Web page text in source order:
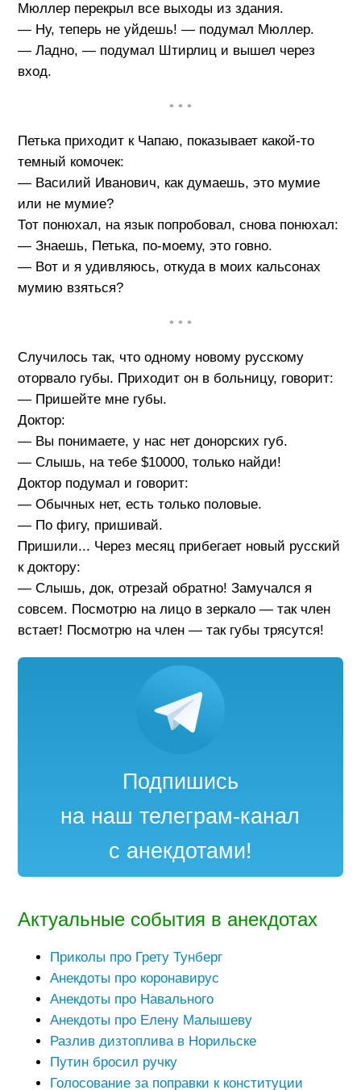
Мюллер перекрыл все выходы из здания.
— Ну, теперь не уйдешь! — подумал Мюллер.
— Ладно, — подумал Штирлиц и вышел через
вход.
• • •
Петька приходит к Чапаю, показывает какой-то
темный комочек:
— Василий Иванович, как думаешь, это мумие
или не мумие?
Тот понюхал, на язык попробовал, снова понюхал:
— Знаешь, Петька, по-моему, это говно.
— Вот и я удивляюсь, откуда в моих кальсонах
мумию взяться?
• • •
Случилось так, что одному новому русскому
оторвало губы. Приходит он в больницу, говорит:
— Пришейте мне губы.
Доктор:
— Вы понимаете, у нас нет донорских губ.
— Слышь, на тебе $10000, только найди!
Доктор подумал и говорит:
— Обычных нет, есть только половые.
— По фигу, пришивай.
Пришили... Через месяц прибегает новый русский
к доктору:
— Слышь, док, отрезай обратно! Замучался я
совсем. Посмотрю на лицо в зеркало — так член
встает! Посмотрю на член — так губы трясутся!
Подпишись
на наш телеграм-канал
с анекдотами!
Актуальные события в анекдотах
Приколы про Грету Тунберг
Анекдоты про коронавирус
Анекдоты про Навального
Анекдоты про Елену Малышеву
Разлив дизтоплива в Норильске
Путин бросил ручку
Голосование за поправки к конституции